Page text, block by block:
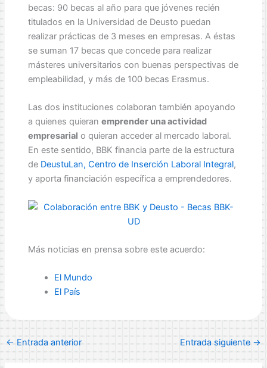
becas: 90 becas al año para que jóvenes recién
titulados en la Universidad de Deusto puedan
realizar prácticas de 3 meses en empresas. A éstas
se suman 17 becas que concede para realizar
másteres universitarios con buenas perspectivas de
empleabilidad, y más de 100 becas Erasmus.
Las dos instituciones colaboran también apoyando
a quienes quieran emprender una actividad
empresarial o quieran acceder al mercado laboral.
En este sentido, BBK financia parte de la estructura
de DeustuLan, Centro de Inserción Laboral Integral,
y aporta financiación específica a emprendedores.
Más noticias en prensa sobre este acuerdo:
El Mundo
El País
←Entrada anterior Entrada siguiente→